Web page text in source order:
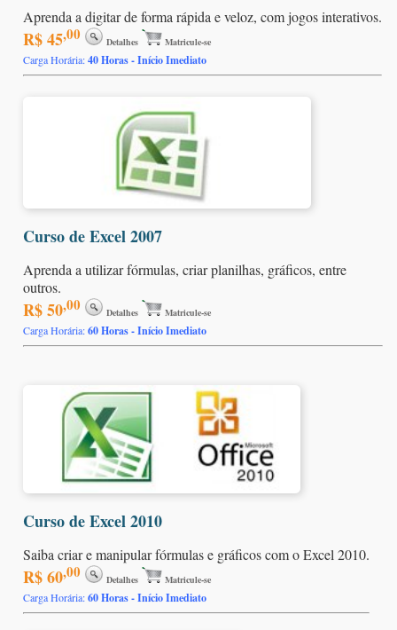
Aprenda a digitar de forma rápida e veloz, com jogos interativos.
R$ 45,00 Detalhes Matricule-se
Carga Horária:40 Horas - Início Imediato
Curso de Excel 2007
Aprenda a utilizar fórmulas, criar planilhas, gráficos, entre
outros.
R$ 50,00 Detalhes Matricule-se
Carga Horária:60 Horas - Início Imediato
Curso de Excel 2010
Saiba criar e manipular fórmulas e gráficos com o Excel 2010.
R$ 60,00 Detalhes Matricule-se
Carga Horária:60 Horas - Início Imediato